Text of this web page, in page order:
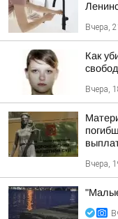
Вчера,
Как
Вчера,
Вчера,